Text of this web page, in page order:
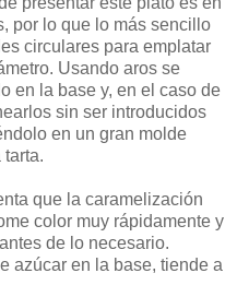
por lo que lo más sencillo
circulares para emplatar
Usando aros se
en la base y, en el caso de
sin ser introducidos
en un gran molde
que la caramelización
color muy rápidamente y
de lo necesario.
azúcar en la base, tiende a